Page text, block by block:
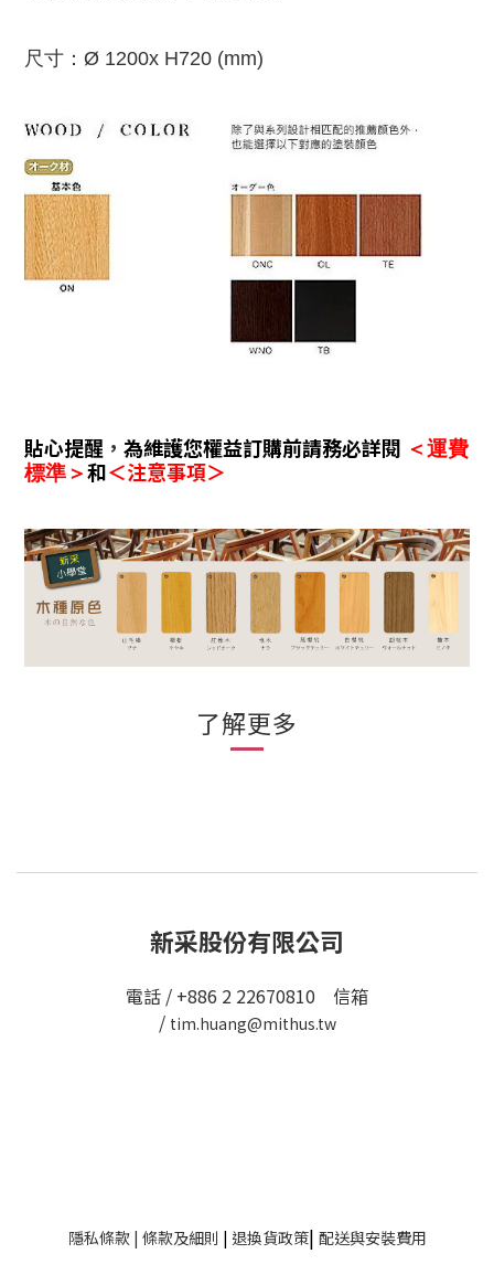
尺寸： Ø 1200x H720 (mm)
貼心提醒 ， 為維護您權益訂購前請務必詳閱 ＜運費
標準＞和＜注意事項＞
了解更多
新采股份有限公司
電話 / +886 2 22670810 信箱
/ tim.huang@mithus.tw
隱私條款| 條款及細則 | 退換貨政策| 配送與安裝費用